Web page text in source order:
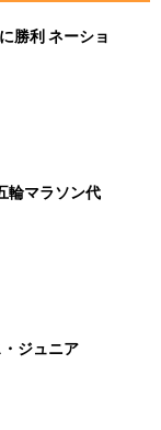
勝利 ネーショ
輪マラソン代
ジュニア